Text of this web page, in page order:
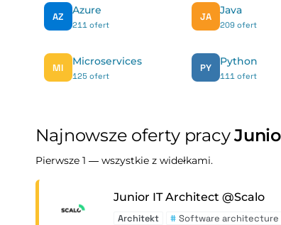
AZ
Azure
211 ofert
JA
Java
209 ofert
MI
Microservices
125 ofert
PY
Python
111 ofert
Najnowsze oferty pracy
Pierwsze 1 — wszystkie z widełkami.
Junior IT Architect @Scalo
Architekt # Software architecture